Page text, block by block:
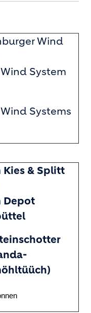
Wind
System
Systems
Kies & Splitt
Depot